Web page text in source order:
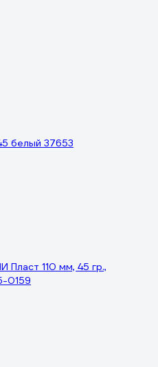
белый 37653
Пласт 110 мм, 45 гр.,
0159